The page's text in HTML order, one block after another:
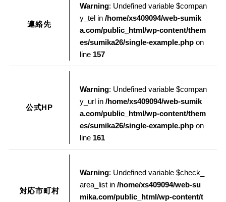
連絡先
Warning: Undefined variable $compan
y_tel in /home/xs409094/web-sumik
a.com/public_html/wp-content/them
es/sumika26/single-example.phpon
line 157
公式HP
Warning: Undefined variable $compan
y_url in /home/xs409094/web-sumik
a.com/public_html/wp-content/them
es/sumika26/single-example.phpon
line 161
対応市町村
Warning: Undefined variable $check_
area_list in /home/xs409094/web-su
mika.com/public_html/wp-content/t